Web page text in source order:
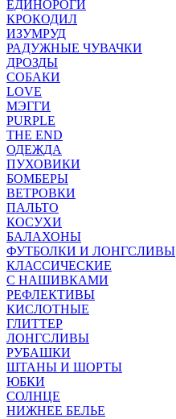
ЕДИНОРОГИ
КРОКОДИЛ
ИЗУМРУД
РАДУЖНЫЕ ЧУВАЧКИ
ДРОЗДЫ
СОБАКИ
LOVE
МЭГГИ
PURPLE
THE END
ОДЕЖДА
ПУХОВИКИ
БОМБЕРЫ
ВЕТРОВКИ
ПАЛЬТО
КОСУХИ
БАЛАХОНЫ
ФУТБОЛКИ И ЛОНГСЛИВЫ
КЛАССИЧЕСКИЕ
С НАШИВКАМИ
РЕФЛЕКТИВЫ
КИСЛОТНЫЕ
ГЛИТТЕР
ЛОНГСЛИВЫ
РУБАШКИ
ШТАНЫ И ШОРТЫ
ЮБКИ
СОЛНЦЕ
НИЖНЕЕ БЕЛЬЕ